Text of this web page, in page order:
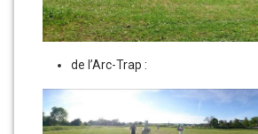
de l’Arc-Trap :